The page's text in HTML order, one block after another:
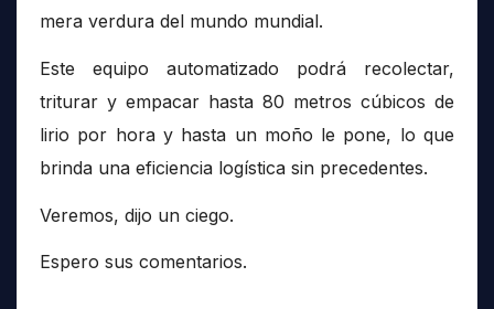
mera verdura del mundo mundial.
Este equipo automatizado podrá recolectar,
triturar y empacar hasta 80 metros cúbicos de
lirio por hora y hasta un moño le pone, lo que
brinda una eficiencia logística sin precedentes.
Veremos, dijo un ciego.
Espero sus comentarios.